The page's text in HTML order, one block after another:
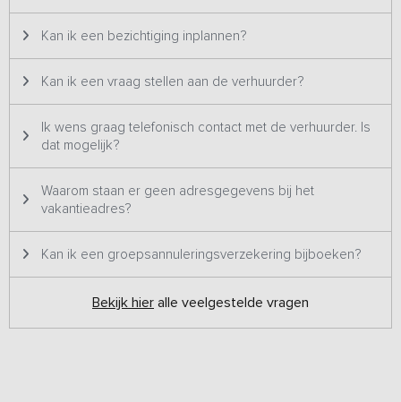
Kan ik een bezichtiging inplannen?
Kan ik een vraag stellen aan de verhuurder?
Ik wens graag telefonisch contact met de verhuurder. Is
dat mogelijk?
Waarom staan er geen adresgegevens bij het
vakantieadres?
Kan ik een groepsannuleringsverzekering bijboeken?
Bekijk hier alle veelgestelde vragen